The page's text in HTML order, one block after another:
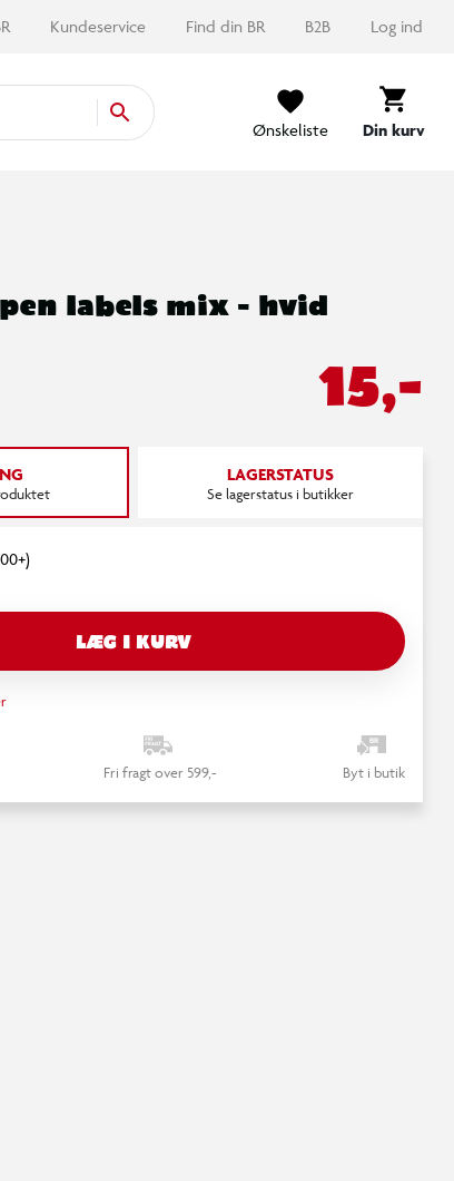
Kundeservice Find din BR B2B Log ind
Ønskeliste
Din kurv
labels mix - hvid
15,-
LAGERSTATUS
Se lagerstatus i butikker
LÆG I KURV
Fri fragt over 599,- Byt i butik